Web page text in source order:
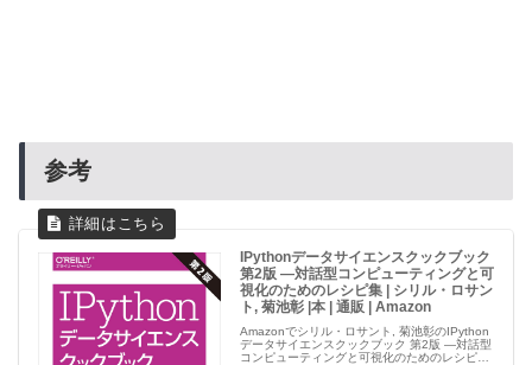
参考
IPythonデータサイエンスクックブック
第2版 ―対話型コンピューティングと可
視化のためのレシピ集 | シリル・ロサン
ト, 菊池彰 |本 | 通販 | Amazon
Amazonでシリル・ロサント, 菊池彰のIPython
データサイエンスクックブック 第2版 ―対話型
コンピューティングと可視化のためのレシピ